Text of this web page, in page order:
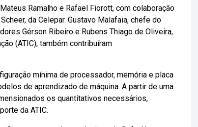
Ramalho e Rafael Fiorott, com colaboração
da Celepar. Gustavo Malafaia, chefe do
Gérson Ribeiro e Rubens Thiago de Oliveira,
(ATIC), também contribuíram
mínima de processador, memória e placa
de aprendizado de máquina. A partir de uma
os quantitativos necessários,
da ATIC.